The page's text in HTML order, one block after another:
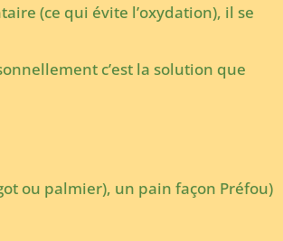
(ce qui évite l’oxydation), il se
c’est la solution que
ou palmier), un pain façon Préfou)